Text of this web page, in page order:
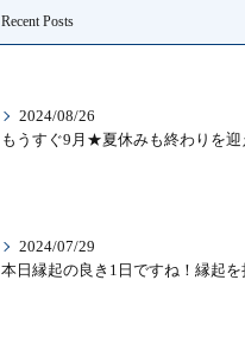
Recent Posts
2024/08/26
2024/07/29